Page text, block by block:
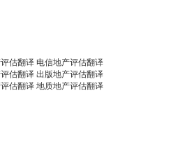
估翻译 电信地产评估翻译
估翻译 出版地产评估翻译
估翻译 地质地产评估翻译